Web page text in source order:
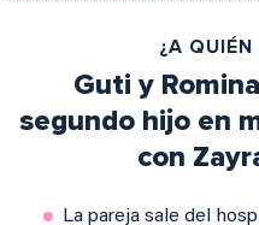
¿A QUIÉN
Guti y
segundo hijo en
con
La pareja sale del